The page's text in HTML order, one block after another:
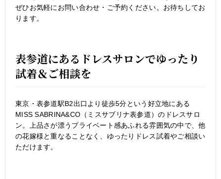
ぜひお気軽にお問い合わせ・ご予約ください。お待ちしてお
ります。
表参道にあるドレスサロンでゆったり
試着＆ご相談を
東京・表参道駅B2出口より徒歩5分という好立地にある
MISS SABRINA&CO（ミスサブリナ表参道）のドレスサロ
ン。上品さが漂うプライベート感あふれる雰囲気の中で、他
の花嫁様と重なることなく、ゆったりドレス試着やご相談い
ただけます。